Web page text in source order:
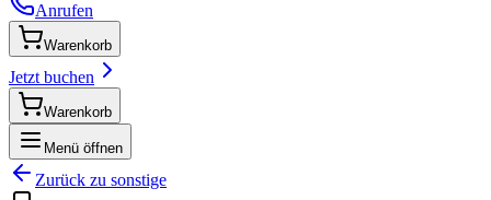
Anrufen
Warenkorb
Jetzt buchen
Warenkorb
Menü öffnen
Zurück zu sonstige